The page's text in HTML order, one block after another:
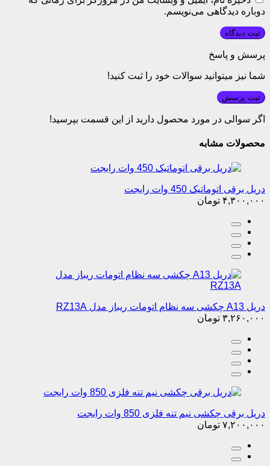
ثبت پرسش
اگر سوالی در مورد محصول دارید از این قسمت بپرسید!
محصولات مشابه
دریل برقی اتوماتیک 450 وات رایجت
۴,۳۰۰,۰۰۰ تومان
دریل A13 چکشی سه نظام اتومات ریباز مدل RZ13A
۳,۲۶۰,۰۰۰
۷,۲۰۰,۰۰۰
دریل 13 میلیمتر چکشی 800 وات ریباز مدل RZ13B
۳,۴۰۰,۰۰۰